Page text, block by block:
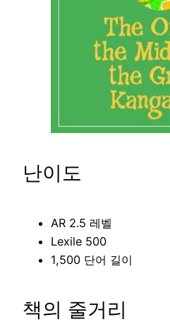
난이도
AR 2.5 레벨
Lexile 500
1,500 단어 길이
책의 줄거리